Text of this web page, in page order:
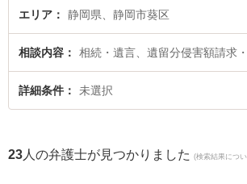
士や弁護士法人ましろ総合法律事務所の青木 皓平弁護
を今すぐに弁護士に相談したい』『遺留分のトラブル
弁護士を検索したい』『初回相談無料で遺留分を法律
の弁護士に相談予約したい』などでお困りの相談者さ
エリア 静岡県、静岡市葵区
相談内容 相続・遺言、遺留分侵害額請求
詳細条件 未選択
23 人の弁護士が見つかりました (検索結果につ